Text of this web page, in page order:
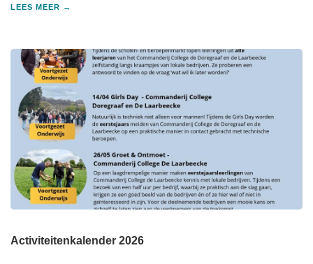
LEES MEER →
Activiteitenkalender 2026